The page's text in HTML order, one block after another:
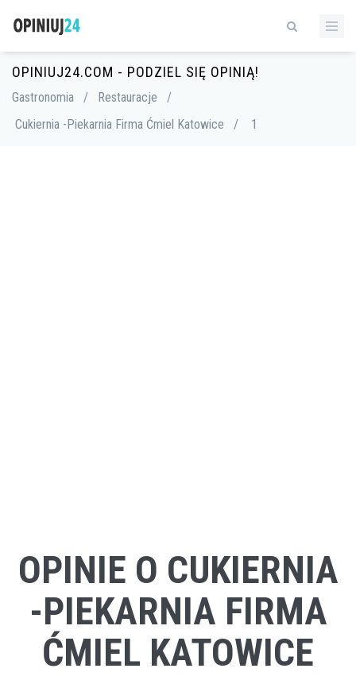
OPINIUJ24.COM - PODZIEL SIĘ OPINIĄ!
Gastronomia / Restauracje
/
Cukiernia -Piekarnia Firma Ćmiel Katowice
/ 1
OPINIE O CUKIERNIA
-PIEKARNIA FIRMA
ĆMIEL KATOWICE